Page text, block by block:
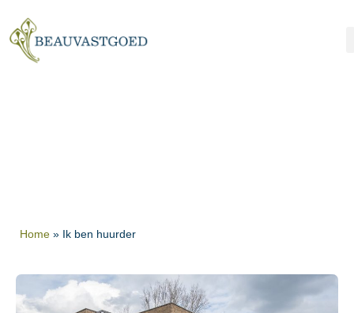
Home » Ik ben huurder